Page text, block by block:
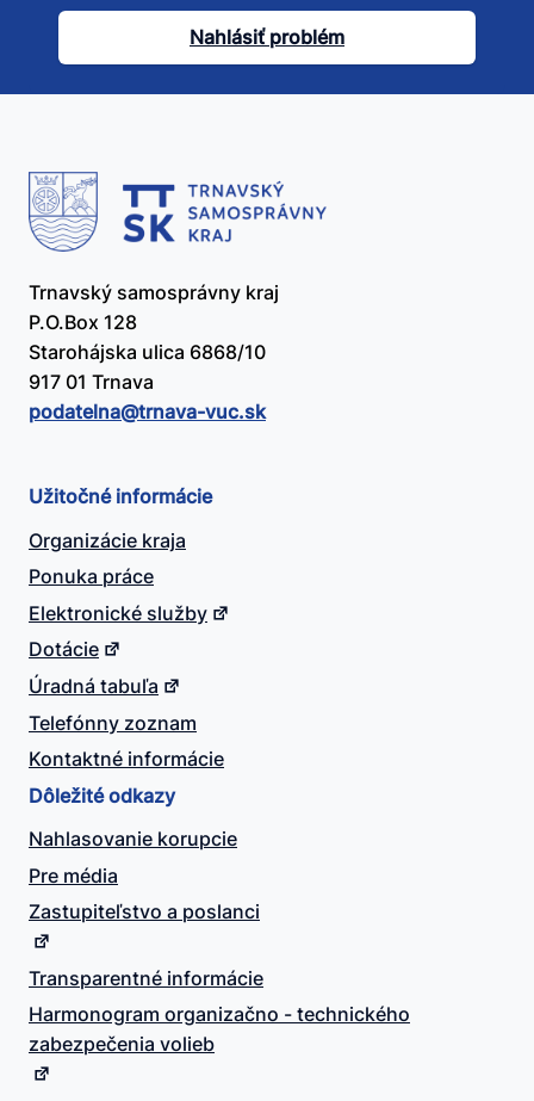
článok
užitočný?
Nahlásiť problém
Trnavský samosprávny kraj
P.O.Box 128
Starohájska ulica 6868/10
917 01 Trnava
podatelna@​trnava-vuc.sk
Užitočné informácie
Organizácie kraja
Ponuka práce
Elektronické služby
Dotácie
Úradná tabuľa
Telefónny zoznam
Kontaktné informácie
Dôležité odkazy
Nahlasovanie korupcie
Pre média
Zastupiteľstvo a poslanci
Transparentné informácie
Harmonogram organizačno - technického
zabezpečenia volieb